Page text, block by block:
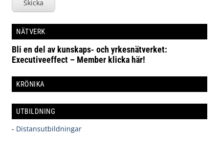
Skicka
NÄTVERK
Bli en del av kunskaps- och yrkesnätverket:
Executiveeffect – Member klicka här!
KRÖNIKA
UTBILDNING
- Distansutbildningar